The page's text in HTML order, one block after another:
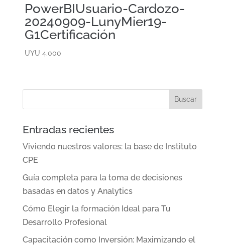
PowerBIUsuario-Cardozo-
20240909-LunyMier19-
G1Certificación
UYU 4.000
Entradas recientes
Viviendo nuestros valores: la base de Instituto
CPE
Guía completa para la toma de decisiones
basadas en datos y Analytics
Cómo Elegir la formación Ideal para Tu
Desarrollo Profesional
Capacitación como Inversión: Maximizando el